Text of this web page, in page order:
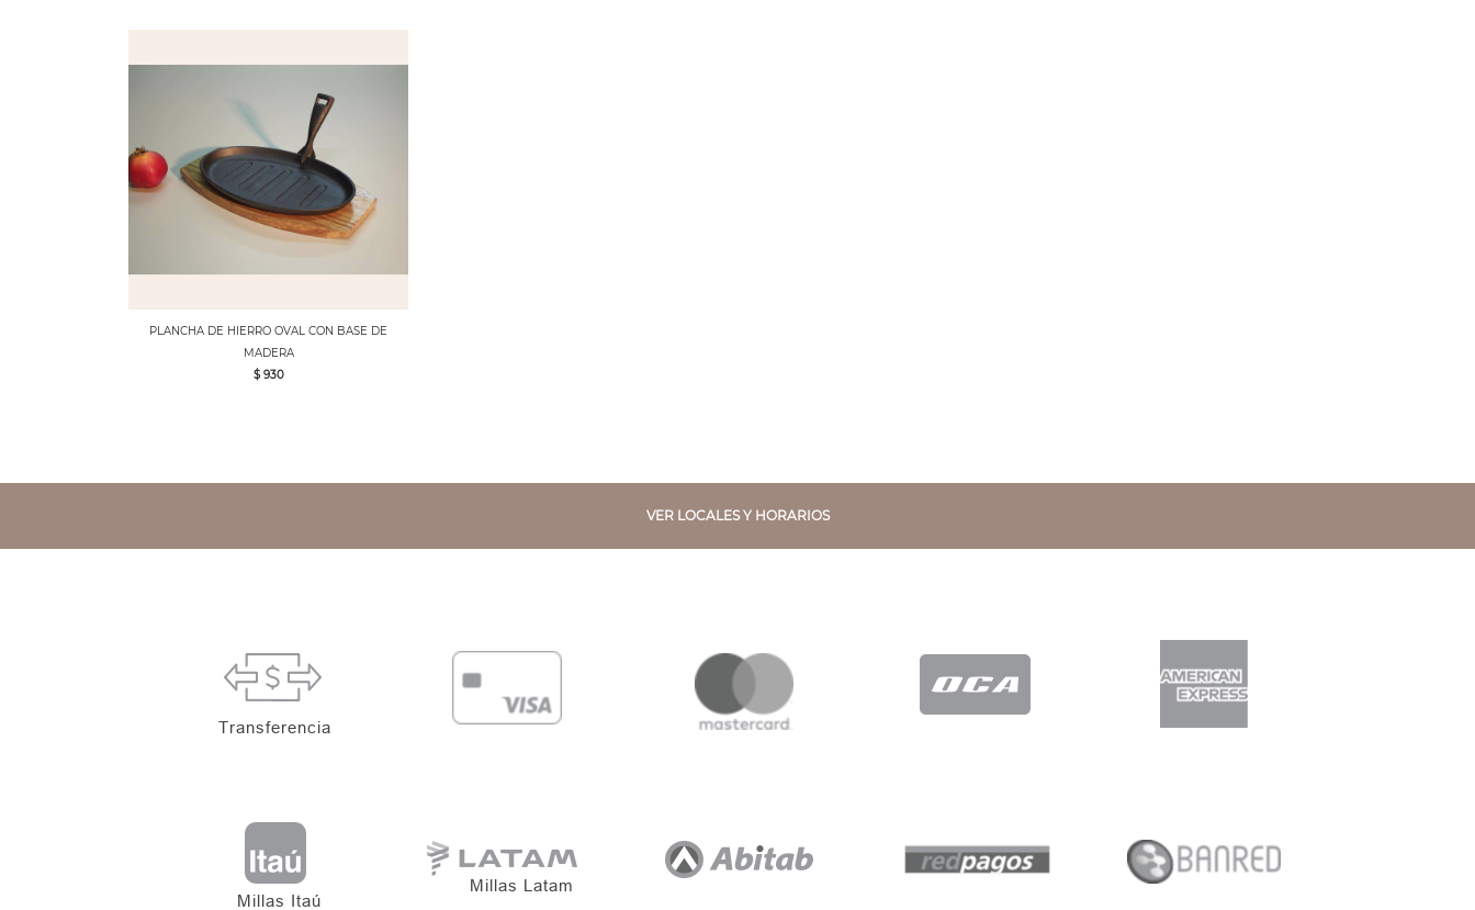
PLANCHA DE HIERRO OVAL CON BASE DE
MADERA
$ 930
VER LOCALES Y HORARIOS